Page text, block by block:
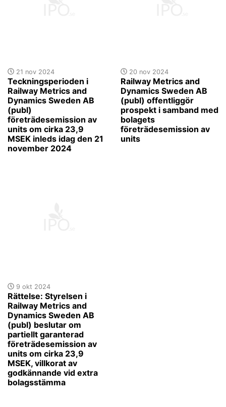
21 nov 2024
Teckningsperioden i
Railway Metrics and
Dynamics Sweden AB
(publ)
företrädesemission av
units om cirka 23,9
MSEK inleds idag den 21
november 2024
20 nov 2024
Railway Metrics and
Dynamics Sweden AB
(publ) offentliggör
prospekt i samband med
bolagets
företrädesemission av
units
9 okt 2024
Rättelse: Styrelsen i
Railway Metrics and
Dynamics Sweden AB
(publ) beslutar om
partiellt garanterad
företrädesemission av
units om cirka 23,9
MSEK, villkorat av
godkännande vid extra
bolagsstämma